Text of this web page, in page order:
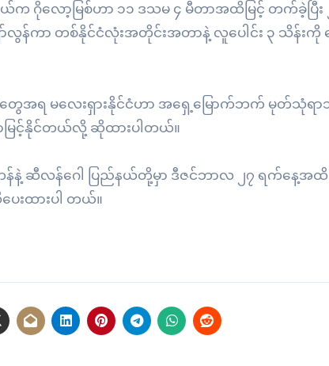
ဂိုလော့မြစ်ဟာ ၁၁ ဒသမ ၄ မီတာအထိမြင့် တက်ခဲ့ပြီး ၂
လွန်ကာ တစ်နိုင်ငံလုံးအတိုင်းအတာနဲ့ လူပေါင်း ၃ သိန်း
ေအရ မလေးရှားနိုင်ငံဟာ အရှေ့မြောက်ဘက် မုတ်သုံရ
င့်နိုင်တယ်လို့ ဆိုထားပါတယ်။
န်နဲ့ ဆီလန်ဂေါ ပြည်နယ်တို့မှာ ဒီဇင်ဘာလ ၂၇ ရက်နေ့အထိ
းထားပါ တယ်။